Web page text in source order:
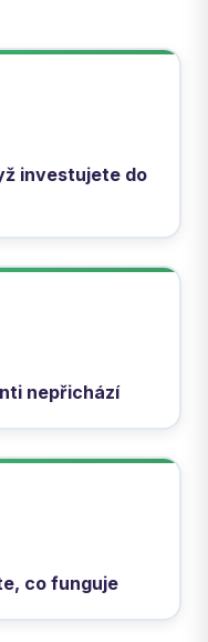
investujete do
nepřichází
co funguje